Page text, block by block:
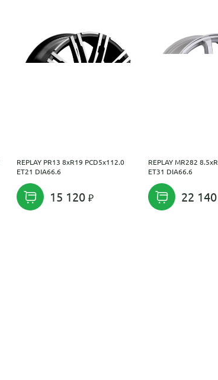
REPLAY PR13 8xR19 PCD5x112.0
ET21 DIA66.6
15 120
REPLAY MR282
ET31 DIA66.6
22 140